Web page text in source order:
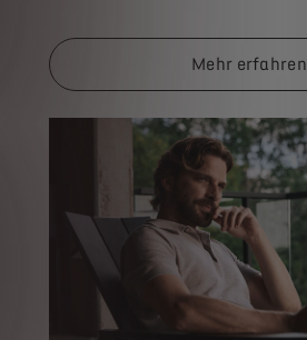
Mehr erfahren